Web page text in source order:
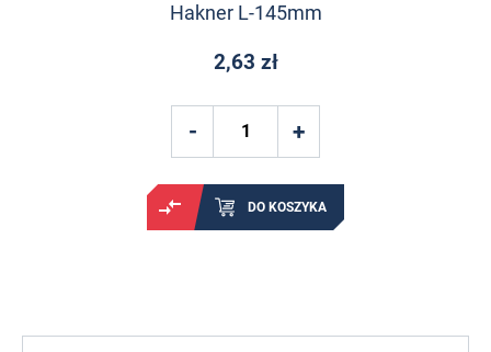
Hakner L-145mm
2,63 zł
DO KOSZYKA